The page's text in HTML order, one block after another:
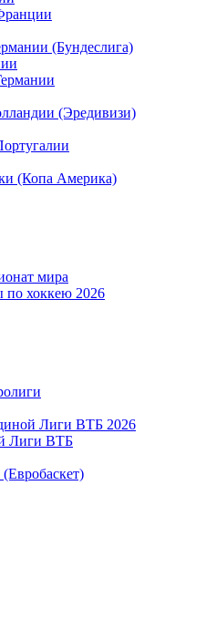
(Бундеслига)
(Эредивизи)
(Копа Америка)
мира
по хоккею 2026
Лиги ВТБ 2026
Лиги ВТБ